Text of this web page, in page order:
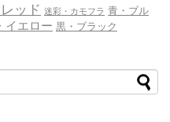
ッド 迷彩・カモフラ 青・ブル
イエロー 黒・ブラック